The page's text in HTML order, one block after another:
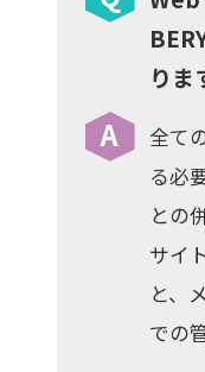
りま
全て
る必
との
サイ
と、
での